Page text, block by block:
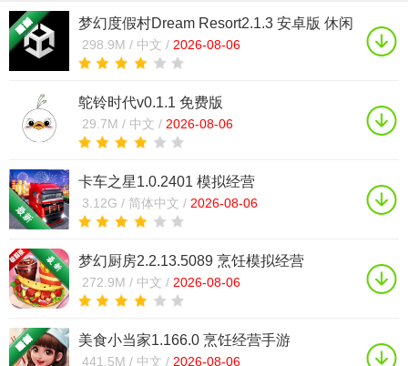
梦幻度假村Dream Resort2.1.3 安卓版 休闲
经营
298.9M / 中文 / 2026-08-06
鸵铃时代v0.1.1 免费版
29.7M / 中文 / 2026-08-06
卡车之星1.0.2401 模拟经营
3.12G / 简体中文 / 2026-08-06
梦幻厨房2.2.13.5089 烹饪模拟经营
272.9M / 中文 / 2026-08-06
美食小当家1.166.0 烹饪经营手游
441.5M / 中文 / 2026-08-06